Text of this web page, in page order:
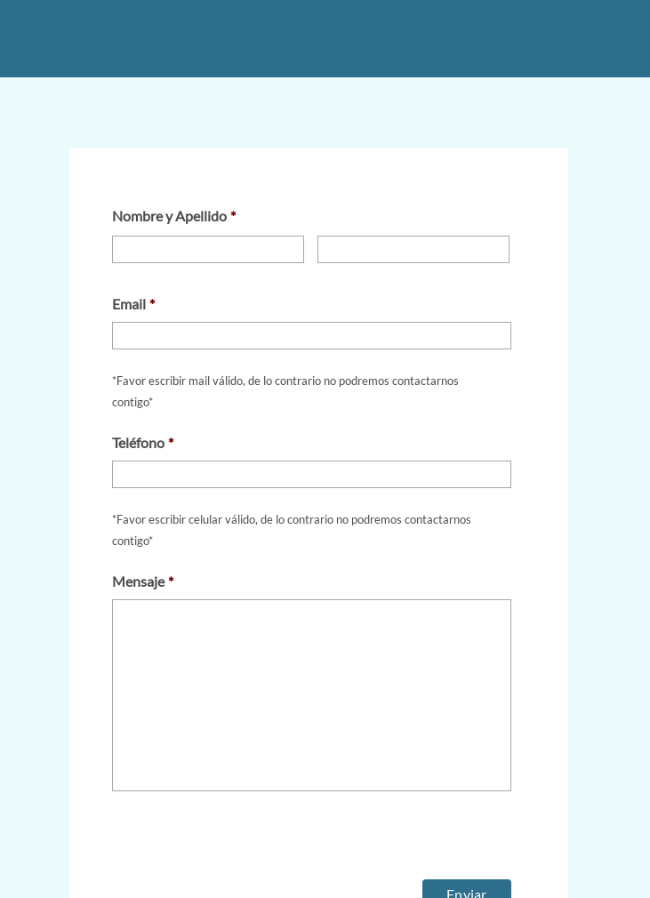
Nombre y Apellido *
Email *
*Favor escribir mail válido, de lo contrario no podremos contactarnos
contigo*
Teléfono *
*Favor escribir celular válido, de lo contrario no podremos contactarnos
contigo*
Mensaje *